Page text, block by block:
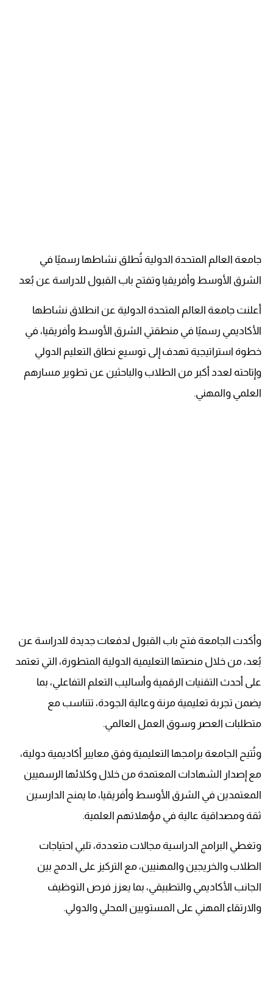
جامعة العالم المتحدة الدولية تُطلق نشاطها رسميًا في
الشرق الأوسط وأفريقيا وتفتح باب القبول للدراسة عن بُعد
أعلنت جامعة العالم المتحدة الدولية عن انطلاق نشاطها
الأكاديمي رسميًا في منطقتي الشرق الأوسط وأفريقيا، في
خطوة استراتيجية تهدف إلى توسيع نطاق التعليم الدولي
وإتاحته لعدد أكبر من الطلاب والباحثين عن تطوير مسارهم
العلمي والمهني.
وأكدت الجامعة فتح باب القبول لدفعات جديدة للدراسة عن
بُعد، من خلال منصتها التعليمية الدولية المتطورة، التي تعتمد
على أحدث التقنيات الرقمية وأساليب التعلم التفاعلي، بما
يضمن تجربة تعليمية مرنة وعالية الجودة، تتناسب مع
متطلبات العصر وسوق العمل العالمي.
وتُتيح الجامعة برامجها التعليمية وفق معايير أكاديمية دولية،
مع إصدار الشهادات المعتمدة من خلال وكلائها الرسميين
المعتمدين في الشرق الأوسط وأفريقيا، ما يمنح الدارسين
ثقة ومصداقية عالية في مؤهلاتهم العلمية.
وتغطي البرامج الدراسية مجالات متعددة، تلبي احتياجات
الطلاب والخريجين والمهنيين، مع التركيز على الدمج بين
الجانب الأكاديمي والتطبيقي، بما يعزز فرص التوظيف
والارتقاء المهني على المستويين المحلي والدولي.